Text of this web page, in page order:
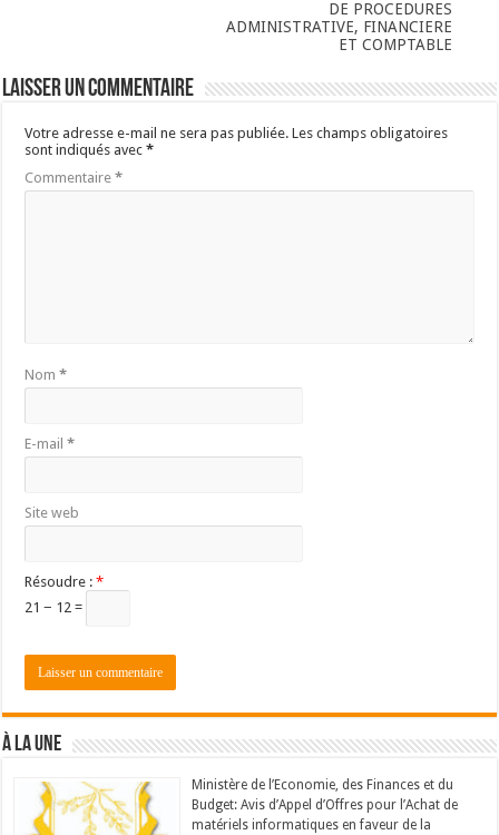
DE PROCEDURES
ADMINISTRATIVE, FINANCIERE
ET COMPTABLE
Laisser un commentaire
Votre adresse e-mail ne sera pas publiée. Les champs obligatoires
sont indiqués avec*
Commentaire*
Nom*
E-mail*
Site web
Résoudre :*
21 − 12 =
À LA UNE
Ministère de l’Economie, des Finances et du
Budget: Avis d’Appel d’Offres pour l’Achat de
matériels informatiques en faveur de la